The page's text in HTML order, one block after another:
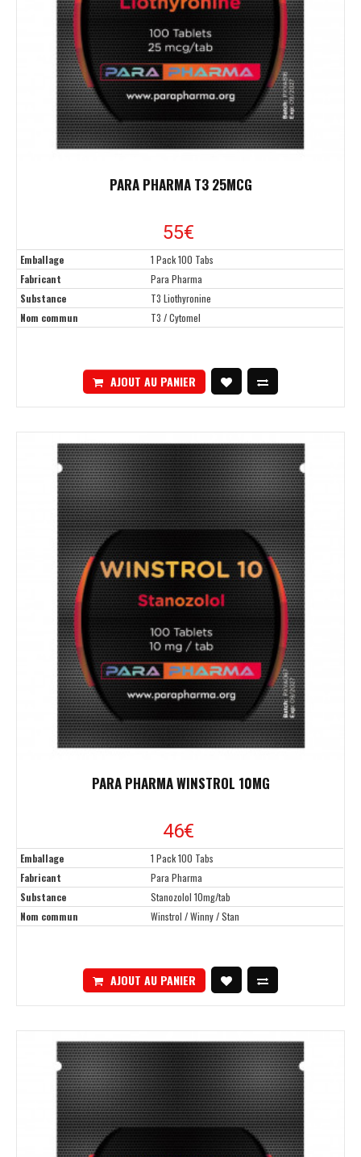
PARA PHARMA T3 25MCG
55€
Emballage
1 Pack 100 Tabs
Fabricant
Para Pharma
Substance
T3 Liothyronine
Nom commun
T3 / Cytomel
AJOUT AU PANIER
PARA PHARMA WINSTROL 10MG
46€
Emballage
1 Pack 100 Tabs
Fabricant
Para Pharma
Substance
Stanozolol 10mg/tab
Nom commun
Winstrol / Winny / Stan
AJOUT AU PANIER